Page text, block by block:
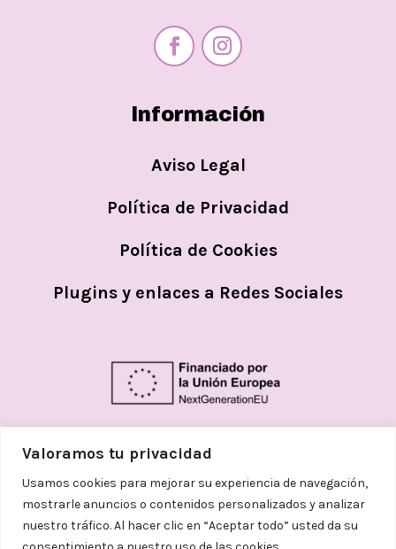
Valoramos tu privacidad
Usamos cookies para mejorar su experiencia de navegación,
mostrarle anuncios o contenidos personalizados y analizar
nuestro tráfico. Al hacer clic en “Aceptar todo” usted da su
Información
Aviso Legal
Política de Privacidad
Política de Cookies
Plugins y enlaces a Redes Sociales